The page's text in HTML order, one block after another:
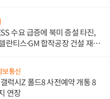
수요 급증에 북미 증설 타진,
란티스·GM 합작공장 건설 재추
보통신
럭시Z 폴드8 사전예약 개통 8
연장